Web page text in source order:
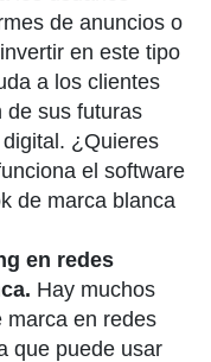
de anuncios o
en este tipo
a los clientes
de sus futuras
¿Quieres
el software
de marca blanca
en redes
Hay muchos
marca en redes
que puede usar